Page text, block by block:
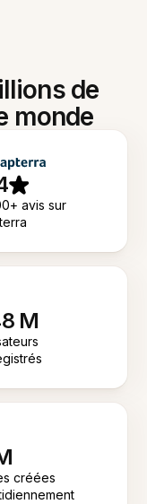
de
monde
avis sur
M
créées